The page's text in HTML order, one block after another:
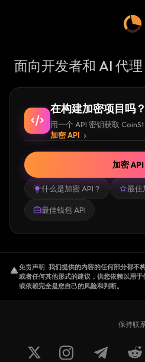
面向开发者和 AI 代理
在构建加密项目吗？
用一个 API 密钥获取
加密 API
什么是加密 API？ 最佳
最佳钱包 API
加密 API
免责声明. 我们提供的内容的任何部分都不
或者任何其他形式的建议，供您依赖以用
或依赖完全是您自己的风险和判断。
保持联